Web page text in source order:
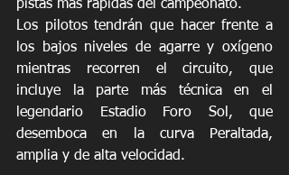
pistas más rápidas del campeonato.
Los pilotos tendrán que hacer frente a
los bajos niveles de agarre y oxígeno
mientras recorren el circuito, que
incluye la parte más técnica en el
legendario Estadio Foro Sol, que
desemboca en la curva Peraltada,
amplia y de alta velocidad.